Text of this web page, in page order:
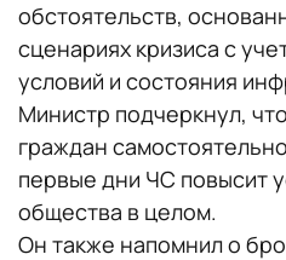
обстоятельств,
сценариях кризиса с
условий и состояния
Министр подчеркнул,
граждан
первые дни ЧС повысит
общества в целом.
Он также напомнил о